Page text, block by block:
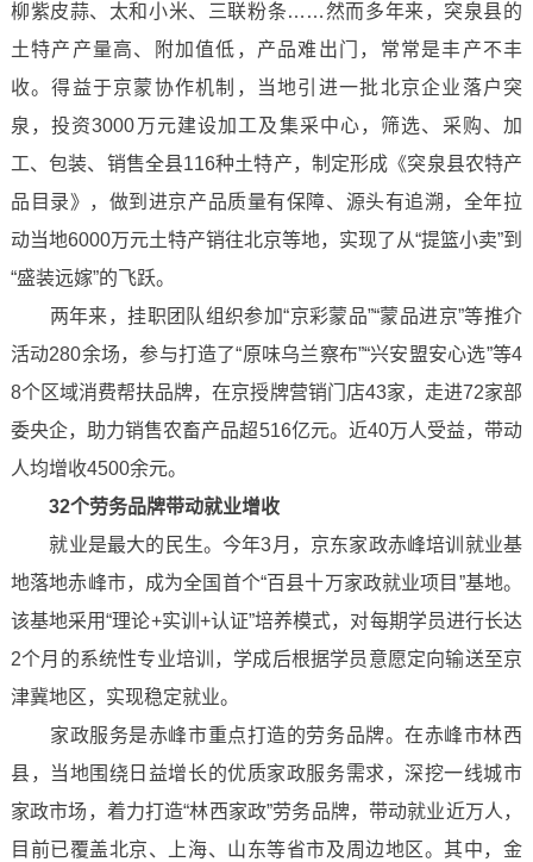
柳紫皮蒜、太和小米、三联粉条……然而多年来，突泉县的
土特产产量高、附加值低，产品难出门，常常是丰产不丰
收。得益于京蒙协作机制，当地引进一批北京企业落户突
泉，投资3000万元建设加工及集采中心，筛选、采购、加
工、包装、销售全县116种土特产，制定形成《突泉县农特产
品目录》，做到进京产品质量有保障、源头有追溯，全年拉
动当地6000万元土特产销往北京等地，实现了从“提篮小卖”到
“盛装远嫁”的飞跃。
两年来，挂职团队组织参加“京彩蒙品”“蒙品进京”等推介
活动280余场，参与打造了“原味乌兰察布”“兴安盟安心选”等4
8个区域消费帮扶品牌，在京授牌营销门店43家，走进72家部
委央企，助力销售农畜产品超516亿元。近40万人受益，带动
人均增收4500余元。
32个劳务品牌带动就业增收
就业是最大的民生。今年3月，京东家政赤峰培训就业基
地落地赤峰市，成为全国首个“百县十万家政就业项目”基地。
该基地采用“理论+实训+认证”培养模式，对每期学员进行长达
2个月的系统性专业培训，学成后根据学员意愿定向输送至京
津冀地区，实现稳定就业。
家政服务是赤峰市重点打造的劳务品牌。在赤峰市林西
县，当地围绕日益增长的优质家政服务需求，深挖一线城市
家政市场，着力打造“林西家政”劳务品牌，带动就业近万人，
目前已覆盖北京、上海、山东等省市及周边地区。其中，金